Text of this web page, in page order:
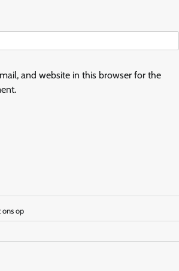
and website in this browser for the
ons op